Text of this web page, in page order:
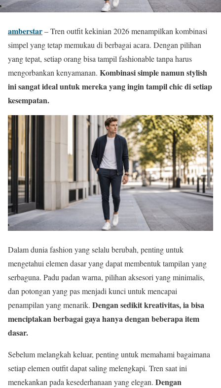
amberstar– Tren outfit kekinian 2026 menampilkan kombinasi
simpel yang tetap memukau di berbagai acara. Dengan pilihan
yang tepat, setiap orang bisa tampil fashionable tanpa harus
mengorbankan kenyamanan. Kombinasi simple namun stylish
ini sangat ideal untuk mereka yang ingin tampil chic di setiap
kesempatan.
Dalam dunia fashion yang selalu berubah, penting untuk
mengetahui elemen dasar yang dapat membentuk tampilan yang
serbaguna. Padu padan warna, pilihan aksesori yang minimalis,
dan potongan yang pas menjadi kunci untuk mencapai
penampilan yang menarik. Dengan sedikit kreativitas, ia bisa
menciptakan berbagai gaya hanya dengan beberapa item
dasar.
Sebelum melangkah keluar, penting untuk memahami bagaimana
setiap elemen outfit dapat saling melengkapi. Tren saat ini
menekankan pada kesederhanaan yang elegan. Dengan